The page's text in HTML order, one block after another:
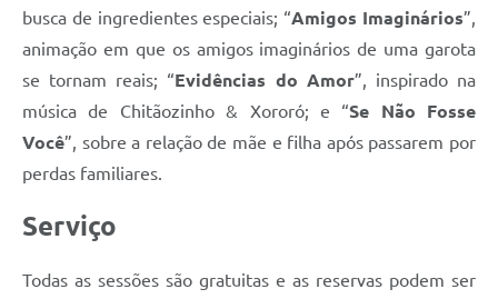
busca de ingredientes especiais; “Amigos Imaginários”,
animação em que os amigos imaginários de uma garota
se tornam reais; “Evidências do Amor”, inspirado na
música de Chitãozinho & Xororó; e “Se Não Fosse
Você”, sobre a relação de mãe e filha após passarem por
perdas familiares.
Serviço
Todas as sessões são gratuitas e as reservas podem ser